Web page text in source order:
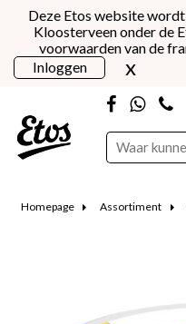
Deze Etos website
Kloosterveen onder de
voorwaarden van de
Inloggen
x
Homepage Assortiment